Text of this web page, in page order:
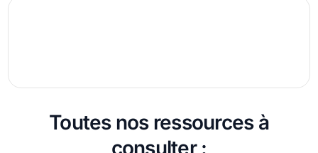
Toutes nos ressources à